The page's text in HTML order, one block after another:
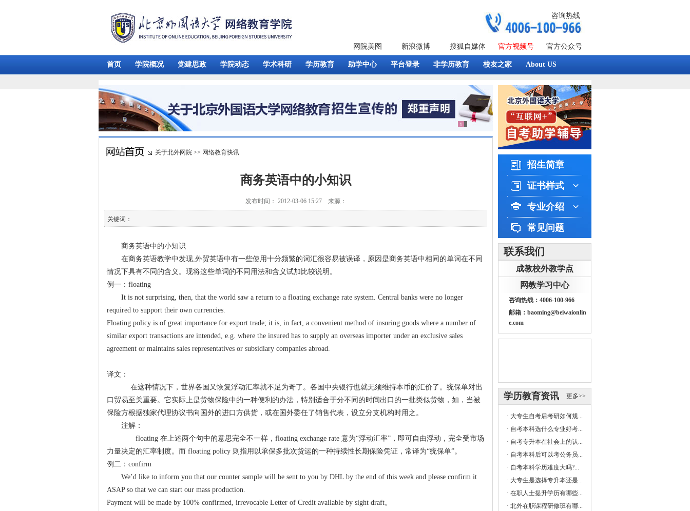
咨询热线
网院美图 新浪微博 搜狐自媒体 官方视频号 官方公众号
首页 学院概况 党建思政 学院动态 学术科研 学历教育 助学中心 平台登录 非学历教育 校友之家 About US
关于北外网院 >> 网络教育快讯
商务英语中的小知识
发布时间： 2012-03-06 15:27 来源：
关键词：
商务英语中的小知识
在商务英语教学中发现,外贸英语中有一些使用十分频繁的词汇很容易被误译，原因是商务英语中相同的单词在不同
情况下具有不同的含义。现将这些单词的不同用法和含义试加比较说明。
例一：floating
It is not surprising, then, that the world saw a return to a floating exchange rate system. Central banks were no longer
required to support their own currencies.
Floating policy is of great importance for export trade; it is, in fact, a convenient method of insuring goods where a number of
similar export transactions are intended, e.g. where the insured has to supply an overseas importer under an exclusive sales
agreement or maintains sales representatives or subsidiary companies abroad.
译文：
在这种情况下，世界各国又恢复浮动汇率就不足为奇了。各国中央银行也就无须维持本币的汇价了。统保单对出
口贸易至关重要。它实际上是货物保险中的一种便利的办法，特别适合于分不同的时间出口的一批类似货物，如，当被
保险方根据独家代理协议书向国外的进口方供货，或在国外委任了销售代表，设立分支机构时用之。
注解：
floating 在上述两个句中的意思完全不一样，floating exchange rate 意为“浮动汇率”，即可自由浮动，完全受市场
力量决定的汇率制度。而 floating policy 则指用以承保多批次货运的一种持续性长期保险凭证，常译为“统保单”。
例二：confirm
We’d like to inform you that our counter sample will be sent to you by DHL by the end of this week and please confirm it
ASAP so that we can start our mass production.
Payment will be made by 100% confirmed, irrevocable Letter of Credit available by sight draft。
招生简章
证书样式
专业介绍
常见问题
联系我们
成教校外教学点
网教学习中心
咨询热线：4006-100-966
邮箱：baoming@beiwaionlin
e.com
更多>>
学历教育资讯
· 大专生自考后考研如何规...
· 自考本科选什么专业好考...
· 自考专升本在社会上的认...
· 自考本科后可以考公务员...
· 自考本科学历难度大吗?...
· 大专生是选择专升本还是...
· 在职人士提升学历有哪些...
· 北外在职课程研修班有哪...